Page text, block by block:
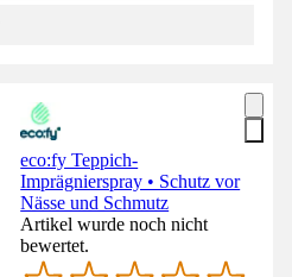
eco:fy Teppich-
Imprägnierspray • Schutz vor
Nässe und Schmutz
Artikel wurde noch nicht
bewertet.